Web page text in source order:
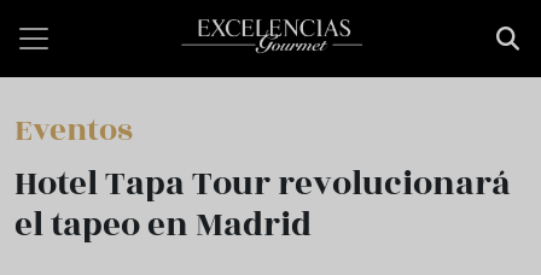
Eventos
Hotel Tapa Tour revolucionará
el tapeo en Madrid